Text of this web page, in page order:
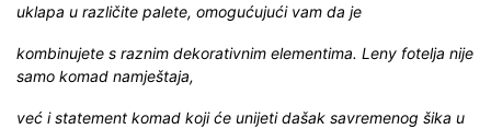
uklapa u različite palete, omogućujući vam da je
kombinujete s raznim dekorativnim elementima. Leny fotelja nije
samo komad namještaja,
već i statement komad koji će unijeti dašak savremenog šika u